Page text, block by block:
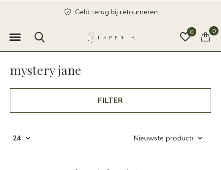
0 0
Geld terug bij retourneren
mystery jane
FILTER